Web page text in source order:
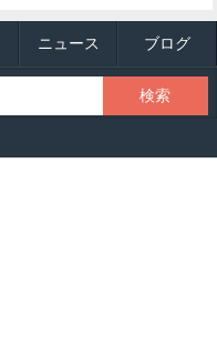
ニュース ブログ